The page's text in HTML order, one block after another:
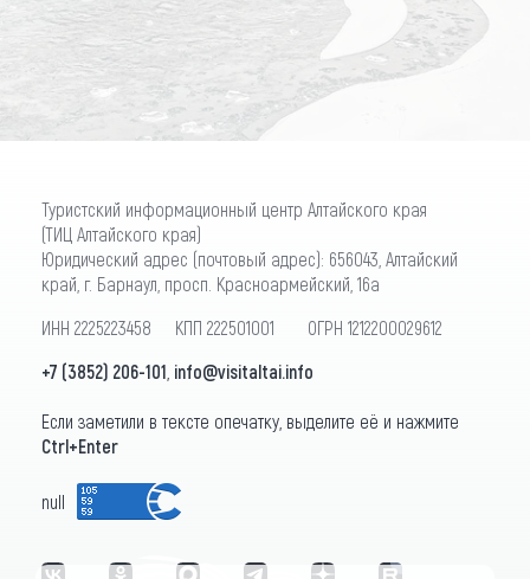
ПОДПИСАТЬСЯ
Туристский информационный центр Алтайского края
(ТИЦ Алтайского края)
Юридический адрес (почтовый адрес): 656043, Алтайский
край, г. Барнаул, просп. Красноармейский, 16а
ИНН 2225223458 КПП 222501001 ОГРН 1212200029612
+7 (3852) 206-101 info@visitaltai.info
Если заметили в тексте опечатку, выделите её и нажмите
Ctrl+Enter
null